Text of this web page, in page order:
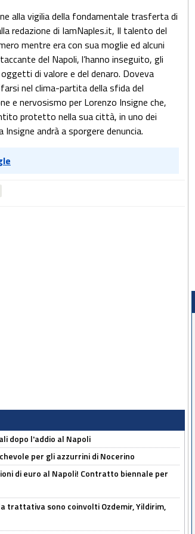
alla vigilia della fondamentale trasferta di
redazione di IamNaples.it, Il talento del
mentre era con sua moglie ed alcuni
del Napoli, l’hanno inseguito, gli
di valore e del denaro. Doveva
nel clima-partita della sfida del
e nervosismo per Lorenzo Insigne che,
protetto nella sua città, in uno dei
andrà a sporgere denuncia.
dopo l'addio al Napoli
per gli azzurrini di Nocerino
di euro al Napoli! Contratto biennale per
trattativa sono coinvolti Ozdemir, Yildirim,